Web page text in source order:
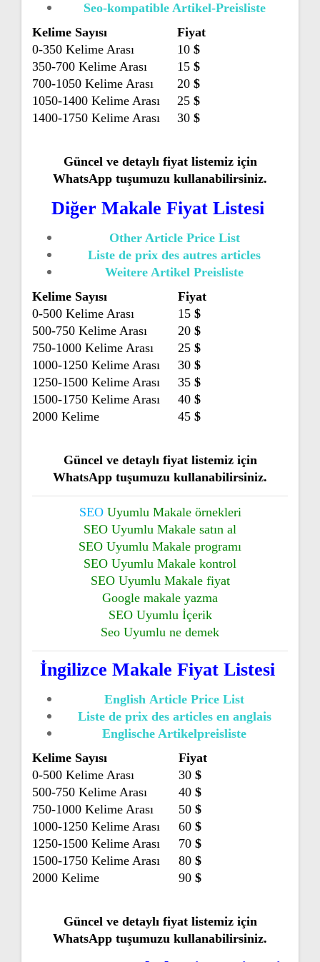
Seo-kompatible Artikel-Preisliste
Kelime Sayısı
Fiyat
0-350 Kelime Arası
10 $
350-700 Kelime Arası
15 $
700-1050 Kelime Arası
20 $
1050-1400 Kelime Arası
25 $
1400-1750 Kelime Arası
30 $
Güncel ve detaylı fiyat listemiz için
WhatsApp tuşumuzu kullanabilirsiniz.
Diğer Makale Fiyat Listesi
Other Article Price List
Liste de prix des autres articles
Weitere Artikel Preisliste
Kelime Sayısı
Fiyat
0-500 Kelime Arası
15 $
500-750 Kelime Arası
20 $
750-1000 Kelime Arası
25 $
1000-1250 Kelime Arası
30 $
1250-1500 Kelime Arası
35 $
1500-1750 Kelime Arası
40 $
2000 Kelime
45 $
Güncel ve detaylı fiyat listemiz için
WhatsApp tuşumuzu kullanabilirsiniz.
SEOUyumlu Makaleörnekleri
SEO Uyumlu Makale satın al
SEO Uyumlu Makale programı
SEO Uyumlu Makale kontrol
SEO Uyumlu Makale fiyat
Google makale yazma
SEO Uyumlu İçerik
Seo Uyumlu ne demek
İngilizce Makale Fiyat Listesi
English Article Price List
Liste de prix des articles en anglais
Englische Artikelpreisliste
Kelime Sayısı
Fiyat
0-500 Kelime Arası
30 $
500-750 Kelime Arası
40 $
750-1000 Kelime Arası
50 $
1000-1250 Kelime Arası
60 $
1250-1500 Kelime Arası
70 $
1500-1750 Kelime Arası
80 $
2000 Kelime
90 $
Güncel ve detaylı fiyat listemiz için
WhatsApp tuşumuzu kullanabilirsiniz.